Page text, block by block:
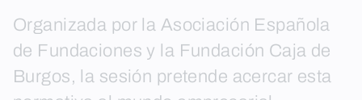
Organizada por la Asociación Española
de Fundaciones y la Fundación Caja de
Burgos, la sesión pretende acercar esta